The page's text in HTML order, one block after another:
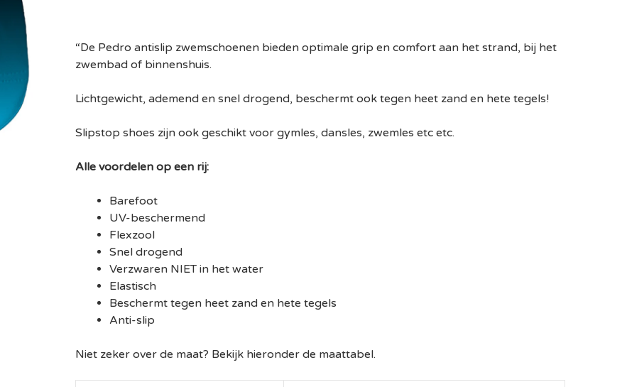
“De Pedro antislip zwemschoenen bieden optimale grip en comfort aan het strand, bij het
zwembad of binnenshuis.
Lichtgewicht, ademend en snel drogend, beschermt ook tegen heet zand en hete tegels!
Slipstop shoes zijn ook geschikt voor gymles, dansles, zwemles etc etc.
Alle voordelen op een rij:
Barefoot
UV-beschermend
Flexzool
Snel drogend
Verzwaren NIET in het water
Elastisch
Beschermt tegen heet zand en hete tegels
Anti-slip
Niet zeker over de maat? Bekijk hieronder de maattabel.